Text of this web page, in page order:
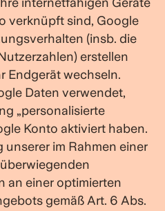
verknüpft sind, Google
(insb. die
erstellen
Endgerät wechseln.
Daten verwendet,
„personalisierte
Konto aktiviert haben.
unserer im Rahmen einer
an einer optimierten
gemäß Art. 6 Abs.